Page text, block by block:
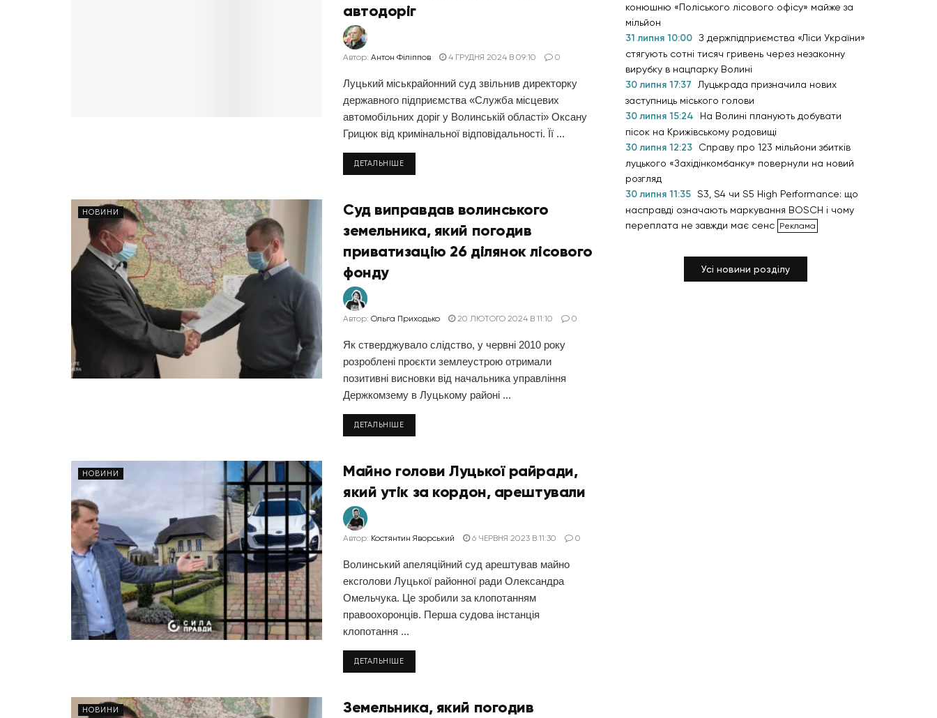
автодоріг
Автор: Антон Філіппов 4 ГРУДНЯ 2024 В 09:10 0
Луцький міськрайонний суд звільнив директорку
державного підприємства «Служба місцевих
автомобільних доріг у Волинській області» Оксану
Грицюк від кримінальної відповідальності. Її ...
ДЕТАЛЬНІШЕ
НОВИНИ
Суд виправдав волинського
земельника, який погодив
приватизацію 26 ділянок лісового
фонду
Автор: Ольга Приходько 20 ЛЮТОГО 2024 В 11:10 0
Як стверджувало слідство, у червні 2010 року
розроблені проєкти землеустрою отримали
позитивні висновки від начальника управління
Держкомзему в Луцькому районі ...
ДЕТАЛЬНІШЕ
НОВИНИ
Майно голови Луцької райради,
який утік за кордон, арештували
Автор: Костянтин Яворський 6 ЧЕРВНЯ 2023 В 11:30 0
Волинський апеляційний суд арештував майно
ексголови Луцької районної ради Олександра
Омельчука. Це зробили за клопотанням
правоохоронців. Перша судова інстанція
клопотання ...
ДЕТАЛЬНІШЕ
НОВИНИ
Земельника, який погодив
конюшню «Поліського лісового офісу» майже за
мільйон
31 липня 10:00 З держпідприємства «Ліси України»
стягують сотні тисяч гривень через незаконну
вирубку в нацпарку Волині
30 липня 17:37
Луцькрада призначила нових
заступниць міського голови
30 липня 15:24
На Волині планують добувати
пісок на Крижівському родовищі
30 липня 12:23
Справу про 123 мільйони збитків
луцького «Західінкомбанку» повернули на новий
розгляд
30 липня 11:35 S3, S4 чи S5 High Performance: що
насправді означають маркування BOSCH і чому
переплата не завжди має сенс
Усі новини розділу